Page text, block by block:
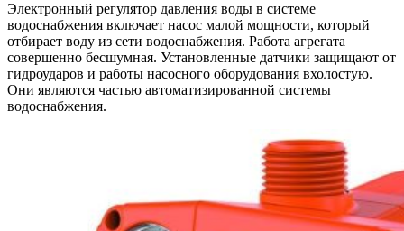
Электронный регулятор давления воды в системе
водоснабжения включает насос малой мощности, который
отбирает воду из сети водоснабжения. Работа агрегата
совершенно бесшумная. Установленные датчики защищают от
гидроударов и работы насосного оборудования вхолостую.
Они являются частью автоматизированной системы
водоснабжения.